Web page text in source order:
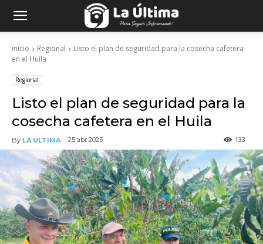
inicio Regional
Listo el plan de seguridad para la cosecha cafetera
en el Huila
Regional
Listo el plan de seguridad para la
cosecha cafetera en el Huila
By LA ULTIMA 25 abr 2025 133